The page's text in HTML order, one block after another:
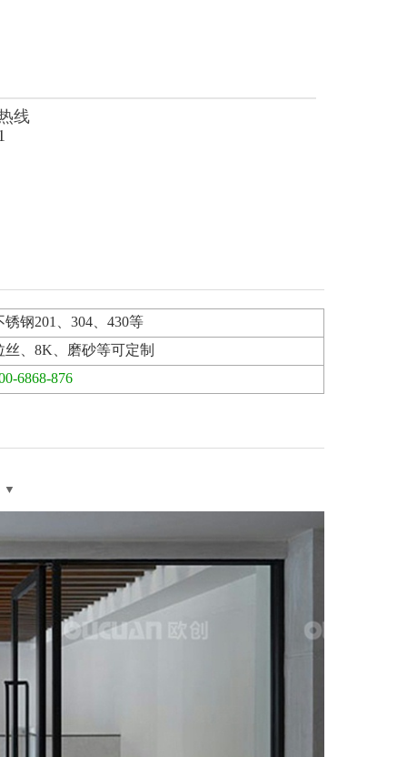
线
锈钢201、304、430等
丝、8K、磨砂等可定制
6868-876
▼